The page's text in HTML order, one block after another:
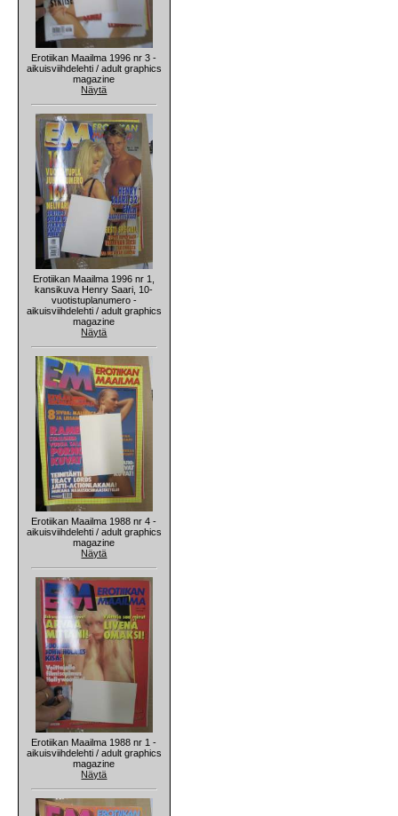
Erotiikan Maailma 1996 nr 3 -
aikuisviihdelehti / adult graphics
magazine
Näytä
Erotiikan Maailma 1996 nr 1,
kansikuva Henry Saari, 10-
vuotistuplanumero -
aikuisviihdelehti / adult graphics
magazine
Näytä
Erotiikan Maailma 1988 nr 4 -
aikuisviihdelehti / adult graphics
magazine
Näytä
Erotiikan Maailma 1988 nr 1 -
aikuisviihdelehti / adult graphics
magazine
Näytä